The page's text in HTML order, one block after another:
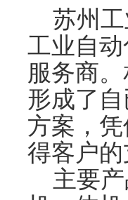
苏州工
工业自
服务商
形成了
方案，
得客户
主要产